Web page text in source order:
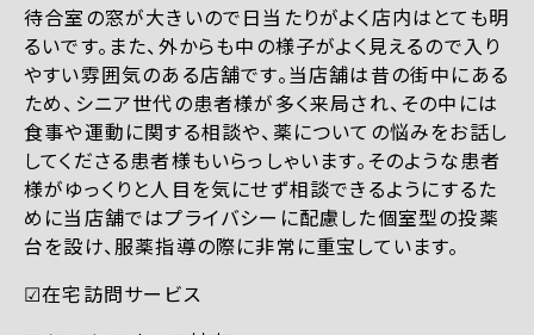
待合室の窓が大きいので日当たりがよく店内はとても明
るいです。また、外からも中の様子がよく見えるので入り
やすい雰囲気のある店舗です。当店舗は昔の街中にある
ため、シニア世代の患者様が多く来局され、その中には
食事や運動に関する相談や、薬についての悩みをお話し
してくださる患者様もいらっしゃいます。そのような患者
様がゆっくりと人目を気にせず相談できるようにするた
めに当店舗ではプライバシーに配慮した個室型の投薬
台を設け、服薬指導の際に非常に重宝しています。
☑︎在宅訪問サービス